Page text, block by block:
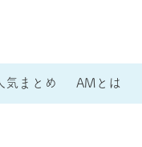
気まとめ AMとは